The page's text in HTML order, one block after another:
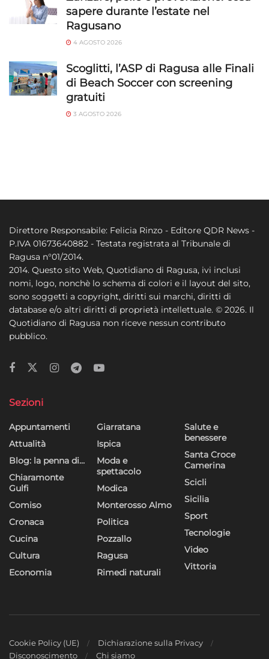
sapere durante l’estate nel
Ragusano
4 AGOSTO 2026
Scoglitti, l’ASP di Ragusa alle Finali
di Beach Soccer con screening
gratuiti
3 AGOSTO 2026
Direttore Responsabile: Felicia Rinzo - Editore QDR News -
P.IVA 01673640882 - Testata registrata al Tribunale di
Ragusa n°01/2014.
2014. Questo sito Web, Quotidiano di Ragusa, ivi inclusi
nomi, logo, nonchè lo schema di colori e il layout del sito,
sono soggetti a copyright, diritti sui marchi, diritti di
database e/o altri diritti di proprietà intellettuale. © 2026. Il
Quotidiano di Ragusa non riceve nessun contributo
pubblico.
Sezioni
Appuntamenti
Attualità
Blog: la penna di…
Chiaramonte
Gulfi
Comiso
Cronaca
Cucina
Cultura
Economia
Giarratana
Ispica
Moda e
spettacolo
Modica
Monterosso Almo
Politica
Pozzallo
Ragusa
Rimedi naturali
Salute e
benessere
Santa Croce
Camerina
Scicli
Sicilia
Sport
Tecnologie
Video
Vittoria
Cookie Policy (UE)
Dichiarazione sulla Privacy
Disconoscimento
Chi siamo